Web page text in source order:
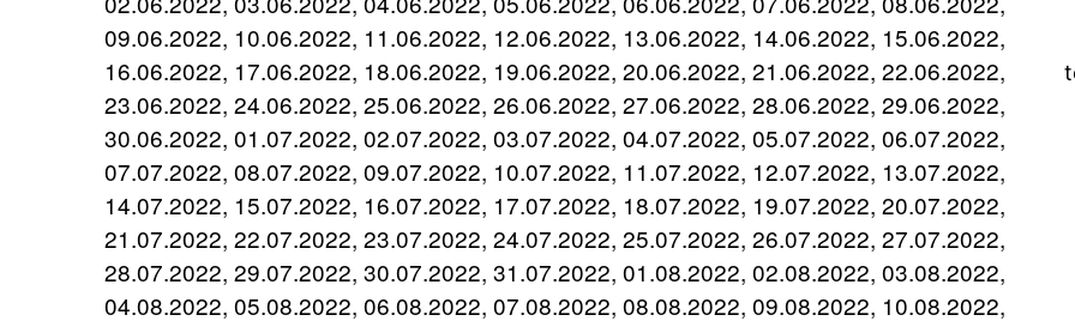
09.06.2022, 10.06.2022, 11.06.2022, 12.06.2022, 13.06.2022, 14.06.2022, 15.06.2022,
16.06.2022, 17.06.2022, 18.06.2022, 19.06.2022, 20.06.2022, 21.06.2022, 22.06.2022,
23.06.2022, 24.06.2022, 25.06.2022, 26.06.2022, 27.06.2022, 28.06.2022, 29.06.2022,
30.06.2022, 01.07.2022, 02.07.2022, 03.07.2022, 04.07.2022, 05.07.2022, 06.07.2022,
07.07.2022, 08.07.2022, 09.07.2022, 10.07.2022, 11.07.2022, 12.07.2022, 13.07.2022,
14.07.2022, 15.07.2022, 16.07.2022, 17.07.2022, 18.07.2022, 19.07.2022, 20.07.2022,
21.07.2022, 22.07.2022, 23.07.2022, 24.07.2022, 25.07.2022, 26.07.2022, 27.07.2022,
28.07.2022, 29.07.2022, 30.07.2022, 31.07.2022, 01.08.2022, 02.08.2022, 03.08.2022,
04.08.2022, 05.08.2022, 06.08.2022, 07.08.2022, 08.08.2022, 09.08.2022, 10.08.2022,